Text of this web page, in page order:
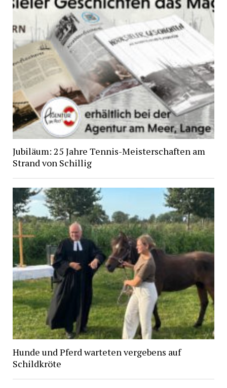
Jubiläum: 25 Jahre Tennis-Meisterschaften am
Strand von Schillig
Hunde und Pferd warteten vergebens auf
Schildkröte